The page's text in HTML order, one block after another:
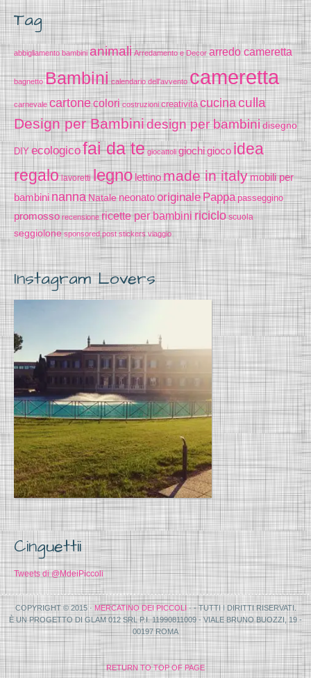
Tag
abbigliamento bambini animali Arredamento e Decor arredo cameretta
bagnetto Bambini calendario dell'avvento cameretta
carnevale cartonecolori costruzioni creatività cucinaculla
Design per Bambinidesign per bambinidisegno
DIY ecologicofai da te giocattoli giochigioco idea
regalo lavoretti legno lettinomade in italymobili per
bambininannaNatale neonatooriginale Pappa passeggino
promosso recensione ricette per bambini riciclo scuola
seggiolone sponsored post stickers viaggio
Instagram Lovers
Cinguettii
Tweets di @MdeiPiccoli
COPYRIGHT © 2015 ·MERCATINO DEI PICCOLI· - TUTTI I DIRITTI RISERVATI.
È UN PROGETTO DI GLAM 012 SRL P.I. 11990811009 - VIALE BRUNO BUOZZI, 19 -
00197 ROMA
RETURN TO TOP OF PAGE